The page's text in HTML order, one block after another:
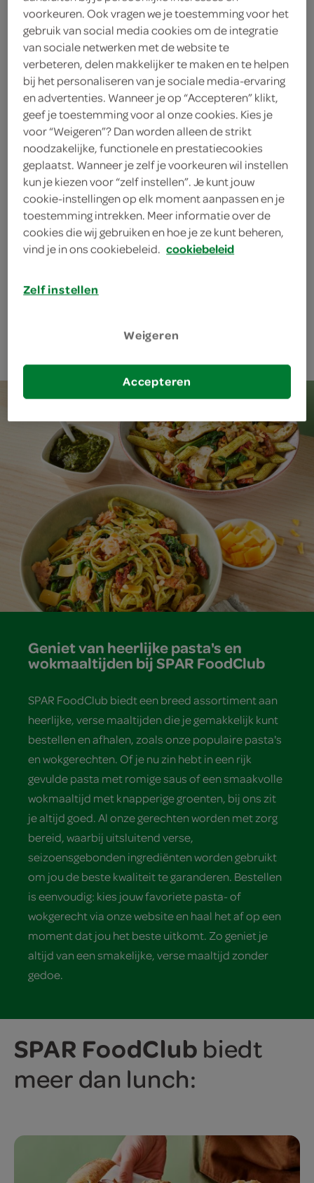
spaghetti carbonara
wok kip cashew
Geniet van heerlijke pasta's en
wokmaaltijden bij SPAR FoodClub
SPAR FoodClub biedt een breed assortiment aan
heerlijke, verse maaltijden die je gemakkelijk kunt
bestellen en afhalen, zoals onze populaire pasta's
en wokgerechten. Of je nu zin hebt in een rijk
gevulde pasta met romige saus of een smaakvolle
wokmaaltijd met knapperige groenten, bij ons zit
je altijd goed. Al onze gerechten worden met zorg
bereid, waarbij uitsluitend verse,
seizoensgebonden ingrediënten worden gebruikt
om jou de beste kwaliteit te garanderen. Bestellen
is eenvoudig: kies jouw favoriete pasta- of
wokgerecht via onze website en haal het af op een
moment dat jou het beste uitkomt. Zo geniet je
altijd van een smakelijke, verse maaltijd zonder
gedoe.
SPAR FoodClub biedt
meer dan lunch:
voorkeuren. Ook vragen we je toestemming voor het
gebruik van social media cookies om de integratie
van sociale netwerken met de website te
verbeteren, delen makkelijker te maken en te helpen
bij het personaliseren van je sociale media-ervaring
en advertenties. Wanneer je op “Accepteren” klikt,
geef je toestemming voor al onze cookies. Kies je
voor “Weigeren”? Dan worden alleen de strikt
noodzakelijke, functionele en prestatiecookies
geplaatst. Wanneer je zelf je voorkeuren wil instellen
kun je kiezen voor “zelf instellen”. Je kunt jouw
cookie-instellingen op elk moment aanpassen en je
toestemming intrekken. Meer informatie over de
cookies die wij gebruiken en hoe je ze kunt beheren,
vind je in ons cookiebeleid. cookiebeleid
Zelf instellen
Weigeren
Accepteren